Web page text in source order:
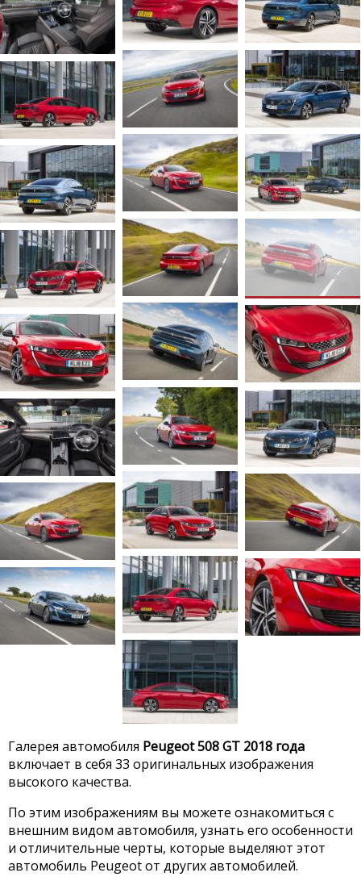
Галерея автомобиля Peugeot 508 GT 2018 года
включает в себя 33 оригинальных изображения
высокого качества.
По этим изображениям вы можете ознакомиться с
внешним видом автомобиля, узнать его особенности
и отличительные черты, которые выделяют этот
автомобиль Peugeot от других автомобилей.